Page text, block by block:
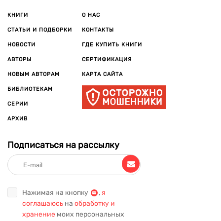
КНИГИ
СТАТЬИ И ПОДБОРКИ
НОВОСТИ
АВТОРЫ
НОВЫМ АВТОРАМ
БИБЛИОТЕКАМ
СЕРИИ
АРХИВ
О НАС
КОНТАКТЫ
ГДЕ КУПИТЬ КНИГИ
СЕРТИФИКАЦИЯ
КАРТА САЙТА
Подписаться на рассылку
Нажимая на кнопку , я
соглашаюсь на обработку и
хранение моих персональных